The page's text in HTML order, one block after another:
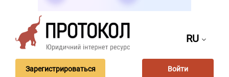
RU
Зарегистрироваться Войти